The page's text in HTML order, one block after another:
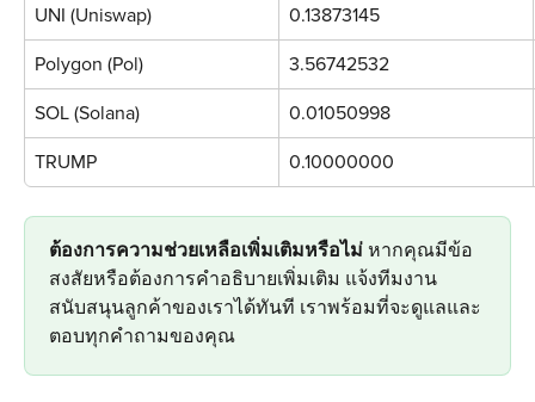
UNI (Uniswap) 0.13873145
Polygon (Pol) 3.56742532
SOL (Solana) 0.01050998
TRUMP 0.10000000
ต้องการความช่วยเหลือเพิ่มเติมหรือไม่ หากคุณมีข้อ
สงสัยหรือต้องการคำอธิบายเพิ่มเติม แจ้งทีมงาน
สนับสนุนลูกค้าของเราได้ทันที เราพร้อมที่จะดูแลและ
ตอบทุกคำถามของคุณ